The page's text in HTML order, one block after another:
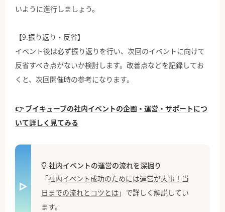
いように進行しましょう。
【9.振り返り・反省】
イベント後は必ず振り返りを行い、次回のイベントに向けて
反省すべき点がないか検討します。改善点などを記録してお
くと、次回開催時の参考になります。
👉 ブイキューブの社内イベントの企画・運営・サポートにつ
いて詳しく見てみる
社内イベントの運営の流れを深掘り
「社内イベント成功のためには運営が大事！当
日までの流れとコツとは 」で詳しく解説してい
ます。